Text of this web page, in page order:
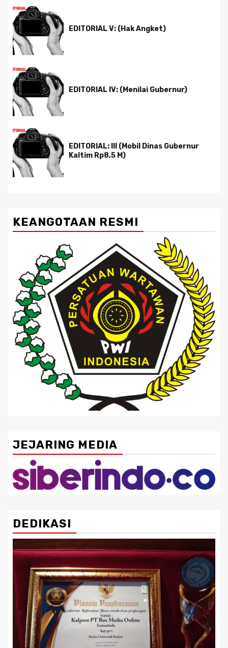
EDITORIAL V: (Hak Angket)
EDITORIAL IV: (Menilai Gubernur)
EDITORIAL: III (Mobil Dinas Gubernur
Kaltim Rp8,5 M)
KEANGOTAAN RESMI
JEJARING MEDIA
DEDIKASI